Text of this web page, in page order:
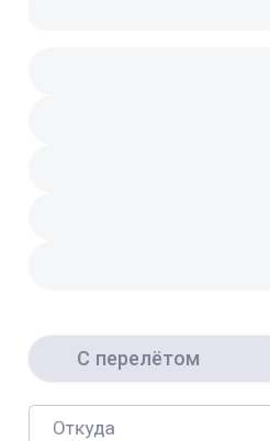
С перелётом
Откуда